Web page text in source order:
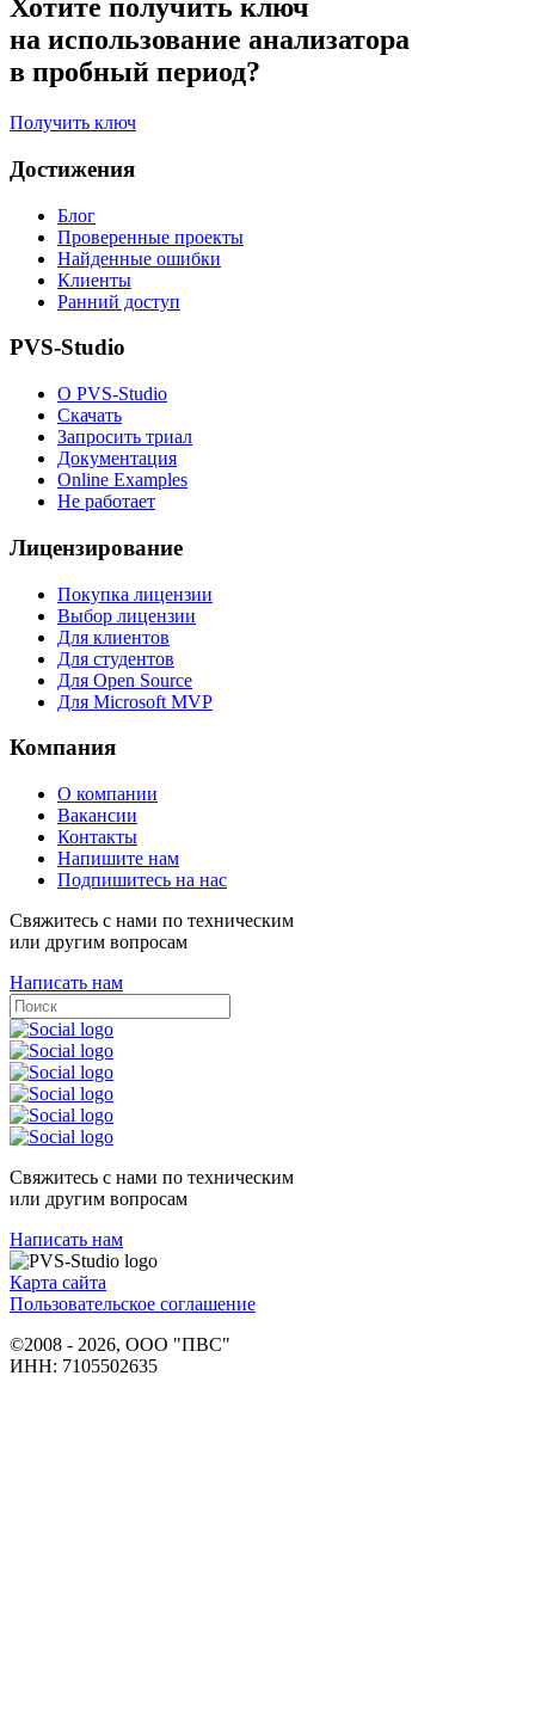
Хотите получить ключ
на использование анализатора
в пробный период?
Получить ключ
Достижения
Блог
Проверенные проекты
Найденные ошибки
Клиенты
Ранний доступ
PVS-Studio
О PVS-Studio
Скачать
Запросить триал
Документация
Online Examples
Не работает
Лицензирование
Покупка лицензии
Выбор лицензии
Для клиентов
Для студентов
Для Open Source
Для Microsoft MVP
Компания
О компании
Вакансии
Контакты
Напишите нам
Подпишитесь на нас
Свяжитесь с нами по техническим
или другим вопросам
Написать нам
Свяжитесь с нами по техническим
или другим вопросам
Написать нам
Карта сайта
Пользовательское соглашение
©2008 - 2026, ООО "ПВС"
ИНН: 7105502635